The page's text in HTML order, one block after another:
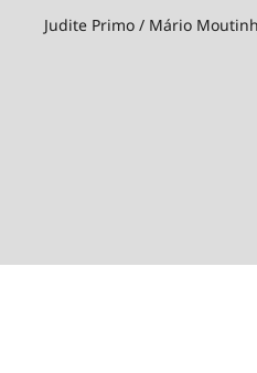
Judite Primo / Mário